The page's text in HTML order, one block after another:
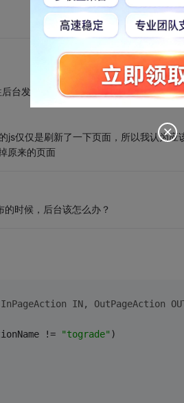
台发送一个POST请求 后台接受到这个
仅仅是刷新了一下页面，所以我认为应
原来的页面
时候，后台该怎么办？
IN, OutPageAction
!= "tograde" )